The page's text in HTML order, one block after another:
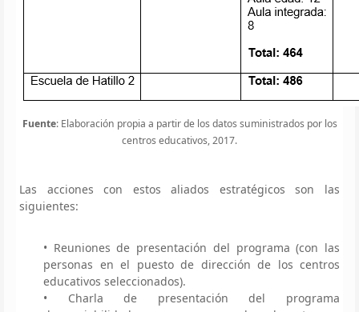
Fuente: Elaboración propia a partir de los datos suministrados por los
centros educativos, 2017.
Las acciones con estos aliados estratégicos son las
siguientes:
• Reuniones de presentación del programa (con las
personas en el puesto de dirección de los centros
educativos seleccionados).
• Charla de presentación del programa